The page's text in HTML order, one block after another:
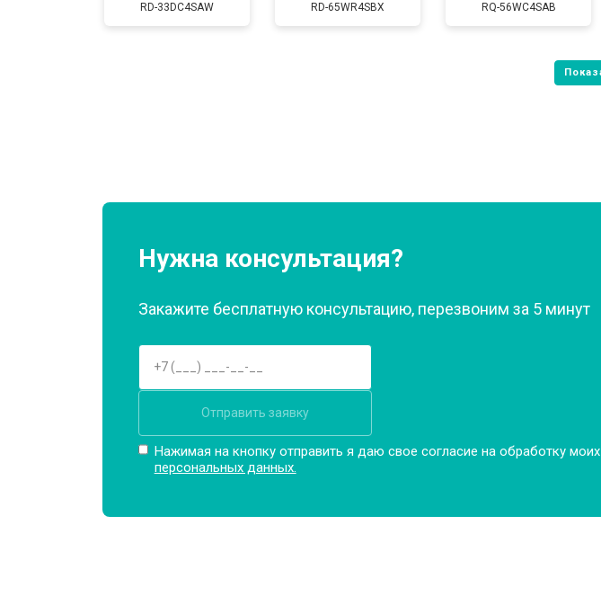
RD-33DC4SAW RD-65WR4SBX RQ-56WC4SAB
Нужна консультация?
Закажите бесплатную консультацию, перезвоним за 5 минут
Отправить заявку
Нажимая на кнопку отправить я даю свое согласие на обработку моих
персональных данных.